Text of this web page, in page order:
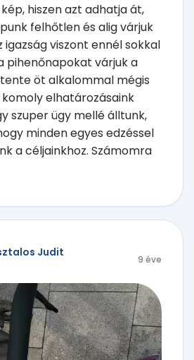
hiszen azt adhatja át,
felhőtlen és alig várjuk
igazság viszont ennél sokkal
pihenőnapokat várjuk a
öt alkalommal mégis
elhatározásaink
szuper ügy mellé álltunk,
minden egyes edzéssel
a céljainkhoz. Számomra
Judit
9 éve